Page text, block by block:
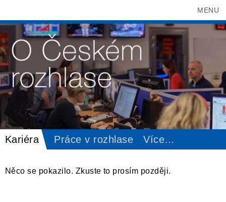
MENU
Kariéra Práce v rozhlase Více…
Něco se pokazilo. Zkuste to prosím později.